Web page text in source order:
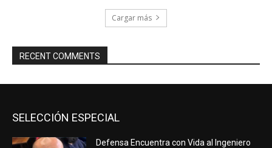
Cargar más
RECENT COMMENTS
SELECCIÓN ESPECIAL
Defensa Encuentra con Vida al Ingeniero